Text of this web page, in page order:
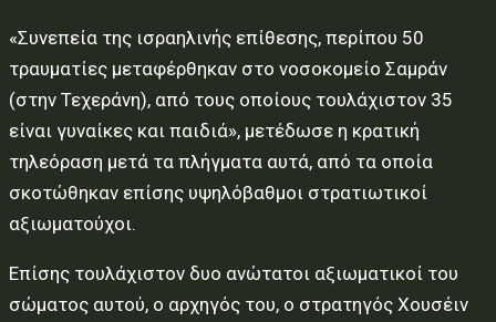
«Συνεπεία της ισραηλινής επίθεσης, περίπου 50
τραυματίες μεταφέρθηκαν στο νοσοκομείο Σαμράν
(στην Τεχεράνη), από τους οποίους τουλάχιστον 35
είναι γυναίκες και παιδιά», μετέδωσε η κρατική
τηλεόραση μετά τα πλήγματα αυτά, από τα οποία
σκοτώθηκαν επίσης υψηλόβαθμοι στρατιωτικοί
αξιωματούχοι.
Επίσης τουλάχιστον δυο ανώτατοι αξιωματικοί του
σώματος αυτού, ο αρχηγός του, ο στρατηγός Χουσέιν